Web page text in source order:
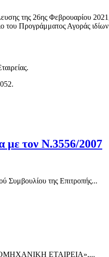
της 26ης Φεβρουαρίου
του Προγράμματος Αγοράς
με τον Ν.3556/2007
Συμβουλίου της Επιτροπής...
ΕΤΑΙΡΕΙΑ»,...